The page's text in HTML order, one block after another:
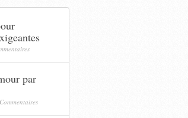
par